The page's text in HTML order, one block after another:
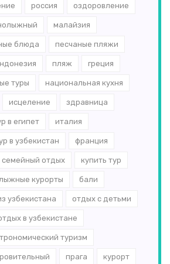
россия оздоровление
малайзия
блюда песчаные пляжи
пляж греция
туры национальная кухня
исцеление здравница
в египет италия
в узбекистан франция
семейный отдых купить тур
курорты бали
узбекистана отдых с детьми
в узбекистане
туризм
прага курорт